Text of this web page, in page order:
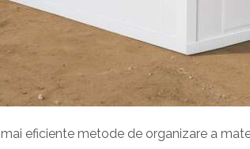
eficiente metode de organizare a